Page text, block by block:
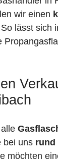
wir einen
lässt sich
bei uns rund
möchten